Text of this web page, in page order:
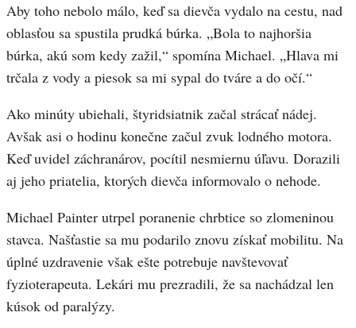
Aby toho nebolo málo, keď sa dievča vydalo na cestu, nad
oblasťou sa spustila prudká búrka. „Bola to najhoršia
búrka, akú som kedy zažil,“ spomína Michael. „Hlava mi
trčala z vody a piesok sa mi sypal do tváre a do očí.“
Ako minúty ubiehali, štyridsiatnik začal strácať nádej.
Avšak asi o hodinu konečne začul zvuk lodného motora.
Keď uvidel záchranárov, pocítil nesmiernu úľavu. Dorazili
aj jeho priatelia, ktorých dievča informovalo o nehode.
Michael Painter utrpel poranenie chrbtice so zlomeninou
stavca. Našťastie sa mu podarilo znovu získať mobilitu. Na
úplné uzdravenie však ešte potrebuje navštevovať
fyzioterapeuta. Lekári mu prezradili, že sa nachádzal len
kúsok od paralýzy.